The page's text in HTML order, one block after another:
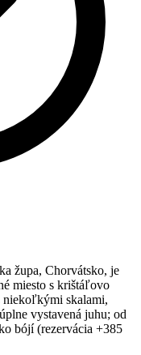
župa, Chorvátsko, je
miesto s krištáľovo
niekoľkými skalami,
vystavená juhu; od
bójí (rezervácia +385